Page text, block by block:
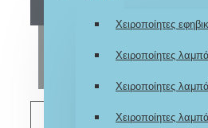
Χειροποίητες
Χειροποίητες
Χειροποίητες
Χειροποίητες
ΕΠΙΘΥΜΗΤΌ